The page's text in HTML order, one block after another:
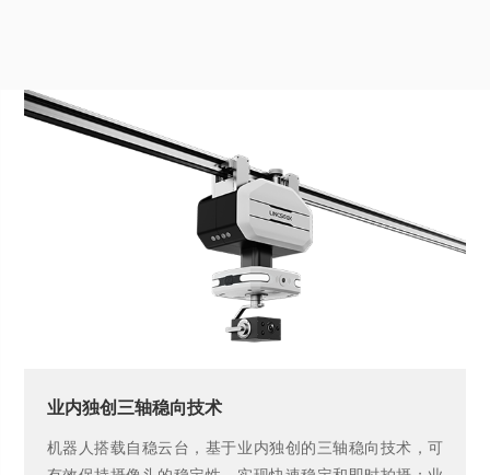
业内独创三轴稳向技术
机器人搭载自稳云台，基于业内独创的三轴稳向技术，可